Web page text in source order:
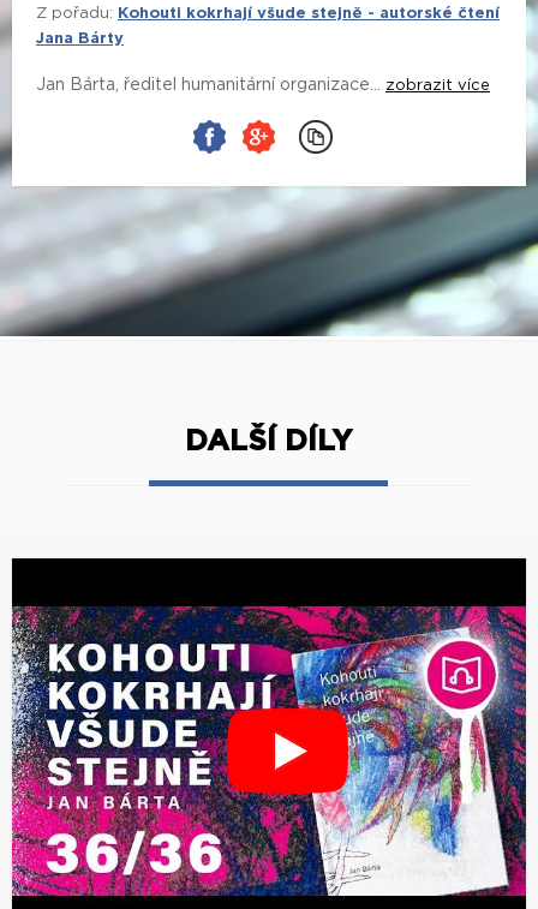
Z pořadu:
Kohouti kokrhají všude stejně - autorské čtení
Jana Bárty
Jan Bárta, ředitel humanitární organizace... zobrazit více
DALŠÍ DÍLY